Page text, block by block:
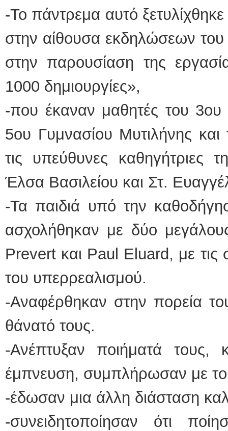
-Το πάντρεμα αυτό
στην αίθουσα εκδηλώσεων
στην παρουσίαση της
1000 δημιουργίες»,
-που έκαναν μαθητές του 3ου
5ου Γυμνασίου Μυτιλήνης
τις υπεύθυνες καθηγήτριες
Έλσα Βασιλείου και Στ.
-Τα παιδιά υπό την
ασχολήθηκαν με δύο
Prevert και Paul Eluard, με τις
του υπερρεαλισμού.
-Αναφέρθηκαν στην πορεία
θάνατό τους.
-Ανέπτυξαν ποιήματά τους,
έμπνευση, συμπλήρωσαν με
-έδωσαν μια άλλη διάσταση
-συνειδητοποίησαν ότι